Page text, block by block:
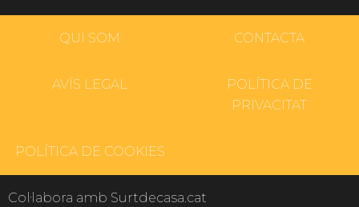
QUI SOM CONTACTA
AVÍS LEGAL
POLÍTICA DE
PRIVACITAT
POLÍTICA DE COOKIES
Col·labora amb Surtdecasa.cat